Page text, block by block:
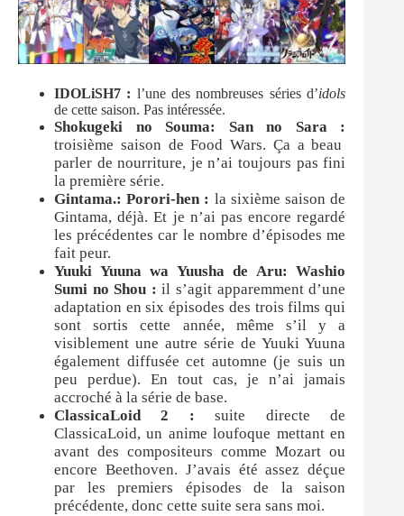
IDOLiSH7 : l’une des nombreuses séries d’idols
de cette saison. Pas intéressée.
Shokugeki no Souma: San no Sara :
troisième saison de Food Wars. Ça a beau
parler de nourriture, je n’ai toujours pas fini
la première série.
Gintama.: Porori-hen : la sixième saison de
Gintama, déjà. Et je n’ai pas encore regardé
les précédentes car le nombre d’épisodes me
fait peur.
Yuuki Yuuna wa Yuusha de Aru: Washio
Sumi no Shou : il s’agit apparemment d’une
adaptation en six épisodes des trois films qui
sont sortis cette année, même s’il y a
visiblement une autre série de Yuuki Yuuna
également diffusée cet automne (je suis un
peu perdue). En tout cas, je n’ai jamais
accroché à la série de base.
ClassicaLoid 2 : suite directe de
ClassicaLoid, un anime loufoque mettant en
avantdes compositeurs comme Mozart ou
encore Beethoven. J’avais été assez déçue
par les premiers épisodes de la saison
précédente, donc cette suite sera sans moi.